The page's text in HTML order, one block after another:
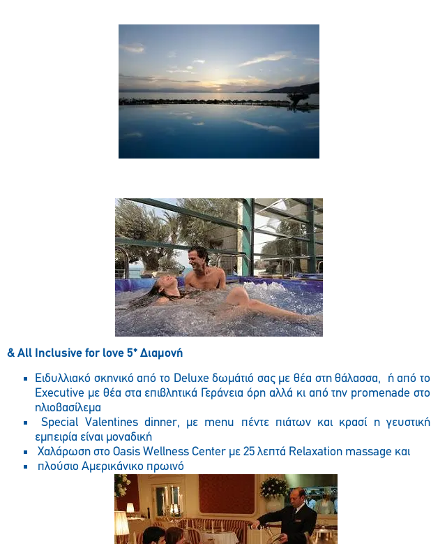
& All Inclusive for love 5* Διαμονή
Ειδυλλιακό σκηνικό από το Deluxe δωμάτιό σας με θέα στη θάλασσα, ή από το
Executive με θέα στα επιβλητικά Γεράνεια όρη αλλά κι από την promenade στο
ηλιοβασίλεμα
Special Valentines dinner, με menu πέντε πιάτων και κρασί η γευστική
εμπειρία είναι μοναδική
Χαλάρωση στο Oasis Wellness Center με 25 λεπτά Relaxation massage και
πλούσιο Αμερικάνικο πρωινό